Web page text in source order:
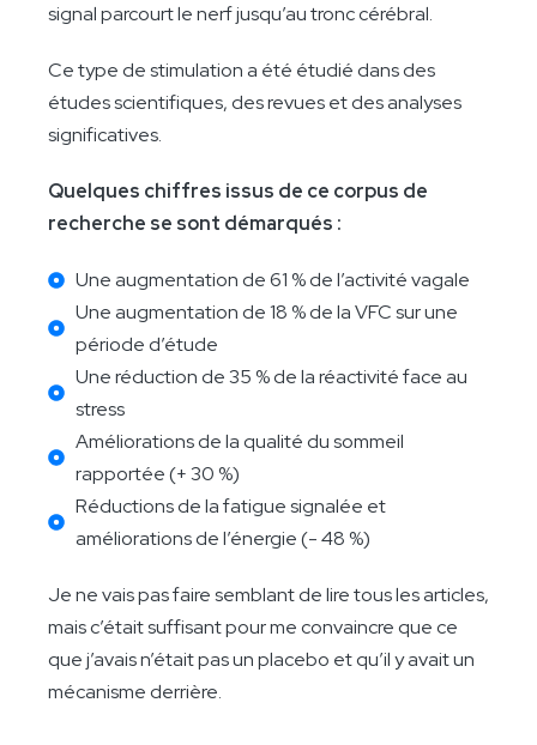
signal parcourt le nerf jusqu’au tronc cérébral.
Ce type de stimulation a été étudié dans des
études scientifiques, des revues et des analyses
significatives.
Quelques chiffres issus de ce corpus de
recherche se sont démarqués :
Une augmentation de 61 % de l’activité vagale
Une augmentation de 18 % de la VFC sur une
période d’étude
Une réduction de 35 % de la réactivité face au
stress
Améliorations de la qualité du sommeil
rapportée (+ 30 %)
Réductions de la fatigue signalée et
améliorations de l’énergie (- 48 %)
Je ne vais pas faire semblant de lire tous les articles,
mais c’était suffisant pour me convaincre que ce
que j’avais n’était pas un placebo et qu’il y avait un
mécanisme derrière.